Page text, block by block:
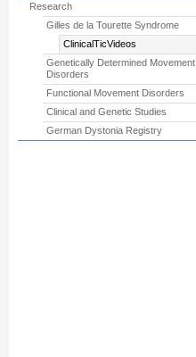
Research
Gilles de la Tourette Syndrome
ClinicalTicVideos
Genetically Determined Movement
Disorders
Functional Movement Disorders
Clinical and Genetic Studies
German Dystonia Registry